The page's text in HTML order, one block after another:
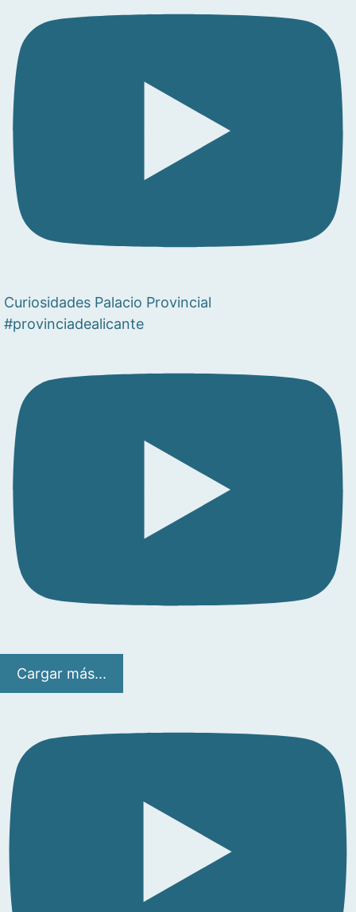
Curiosidades Palacio Provincial
#provinciadealicante
Cargar más...